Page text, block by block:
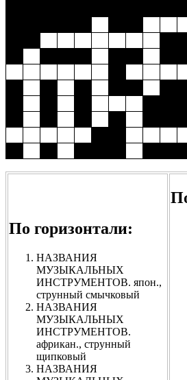
По горизонтали:
НАЗВАНИЯ
МУЗЫКАЛЬНЫХ
ИНСТРУМЕНТОВ. япон.,
струнный смычковый
НАЗВАНИЯ
МУЗЫКАЛЬНЫХ
ИНСТРУМЕНТОВ.
африкан., струнный
щипковый
НАЗВАНИЯ